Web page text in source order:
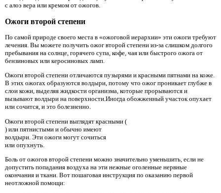
с алоэ вера или кремом от ожогов.
Ожоги второй степени
По самой природе своего места в «ожоговой иерархии» эти ожоги требуют
лечения. Вы можете получить ожог второй степени из-за слишком долгого
пребывания на солнце, горячего супа, кофе, чая или быстрого ожога от
бензиновых или керосиновых ламп.
Ожоги второй степени отличаются пузырями и красными пятнами на коже.
В этих ожогах образуются волдыри, потому что ожог проникает глубже в
слои кожи, выделяя жидкости организма, которые прорываются и
вызывают волдыри на поверхности.Иногда обожженный участок опухает
или сочится, и это болезненно.
Ожоги второй степени выглядят красными (
) или пятнистыми и обычно имеют
волдыри. Эти ожоги могут сочиться
или опухнуть.
Боль от ожогов второй степени можно значительно уменьшить, если не
допустить попадания воздуха на эти нежные оголенные нервные
окончания и ткани. Вот пошаговая инструкция по оказанию первой
неотложной помощи: